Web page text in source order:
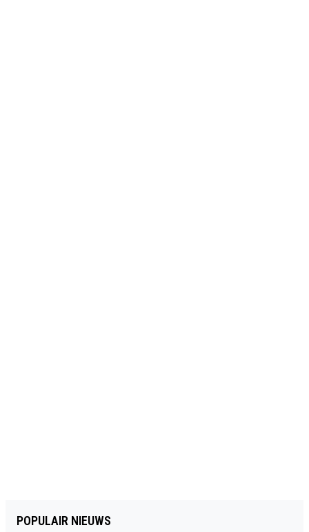
POPULAIR NIEUWS